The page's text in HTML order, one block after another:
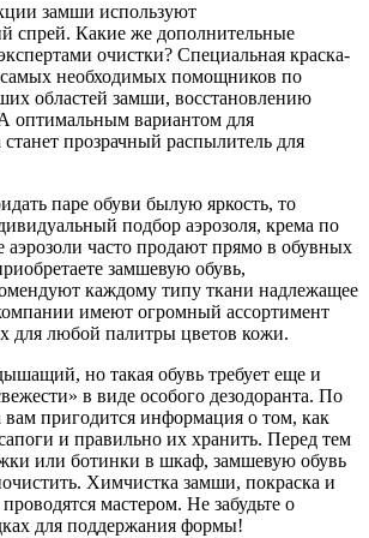
замши используют
спрей. Какие же дополнительные
очистки? Специальная краска-
самых необходимых помощников по
областей замши, восстановлению
оптимальным вариантом для
прозрачный распылитель для
паре обуви былую яркость, то
подбор аэрозоля, крема по
аэрозоли часто продают прямо в обувных
замшевую обувь,
каждому типу ткани надлежащее
имеют огромный ассортимент
для любой палитры цветов кожи.
но такая обувь требует еще и
в виде особого дезодоранта. По
вам пригодится информация о том, как
и правильно их хранить. Перед тем
или ботинки в шкаф, замшевую обувь
Химчистка замши, покраска и
мастером. Не забудьте о
для поддержания формы!